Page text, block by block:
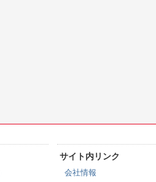
サイト内リンク
会社情報